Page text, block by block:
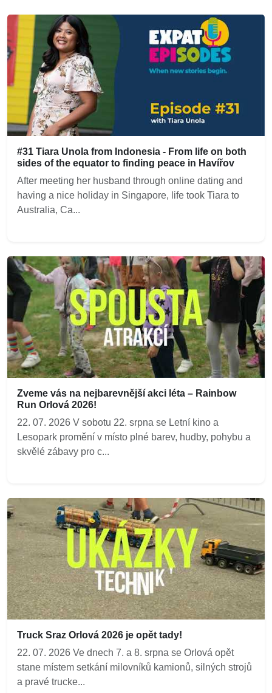
#31 Tiara Unola from Indonesia - From life on both
sides of the equator to finding peace in Havířov
After meeting her husband through online dating and
having a nice holiday in Singapore, life took Tiara to
Australia, Ca...
Zveme vás na nejbarevnější akci léta – Rainbow
Run Orlová 2026!
22. 07. 2026 V sobotu 22. srpna se Letní kino a
Lesopark promění v místo plné barev, hudby, pohybu a
skvělé zábavy pro c...
Truck Sraz Orlová 2026 je opět tady!
22. 07. 2026 Ve dnech 7. a 8. srpna se Orlová opět
stane místem setkání milovníků kamionů, silných strojů
a pravé trucke...